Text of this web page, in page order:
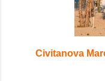
Civitanova